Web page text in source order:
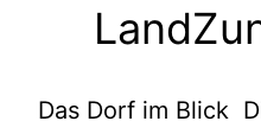
Das Dorf im Blick